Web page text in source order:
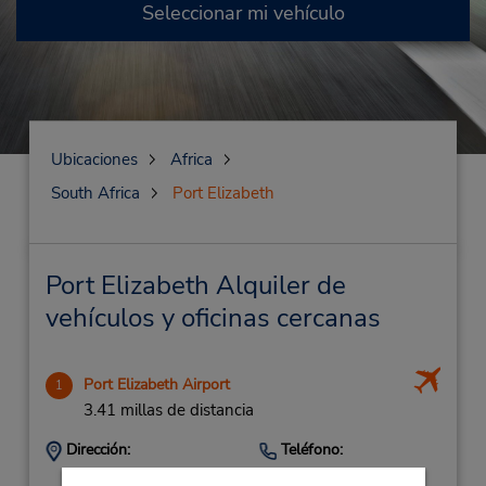
Seleccionar mi vehículo
Ubicaciones
Africa
South Africa
Port Elizabeth
Port Elizabeth Alquiler de
vehículos y oficinas cercanas
1 Port Elizabeth Airport
3.41 millas de distancia
Dirección:
Port Elizabeth Airport,
Teléfono:
415017200